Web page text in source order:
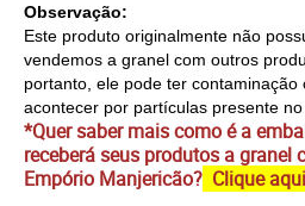
Observação:
Este produto originalmente não
vendemos a granel com outros
portanto, ele pode ter contaminação
acontecer por partículas presente no
*Quer saber mais como é a
receberá seus produtos a granel
Empório Manjericão? Clique aqui